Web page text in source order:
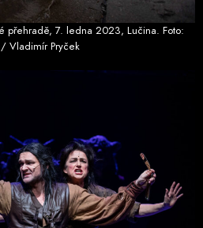
přehradě, 7. ledna 2023, Lučina. Foto:
Vladimír Pryček